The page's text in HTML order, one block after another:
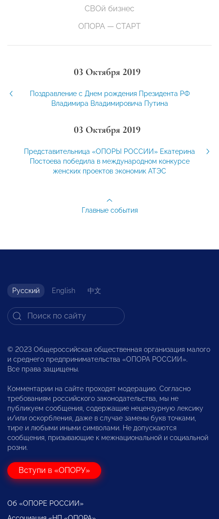
СВОй бизнес
ОПОРА — СТАРТ
03 Октября 2019
Поздравление с Днем рождения Президента РФ
Владимира Владимировича Путина
03 Октября 2019
Представительница «ОПОРЫ РОССИИ» Екатерина
Постоева победила в международном конкурсе
женских проектов экономик АТЭС
Главные события
Русский English 中文
© 2023 Общероссийская общественная организация малого
и среднего предпринимательства «ОПОРА РОССИИ».
Все права защищены.
Комментарии на сайте проходят модерацию. Согласно
требованиям российского законодательства, мы не
публикуем сообщения, содержащие нецензурную лексику
и/или оскорбления, даже в случае замены букв точками,
тире и любыми иными символами. Не допускаются
сообщения, призывающие к межнациональной и социальной
розни.
Вступи в «ОПОРУ»
Об «ОПОРЕ РОССИИ»